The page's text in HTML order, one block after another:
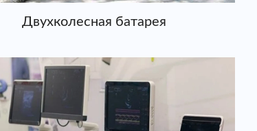
Двухколесная батарея